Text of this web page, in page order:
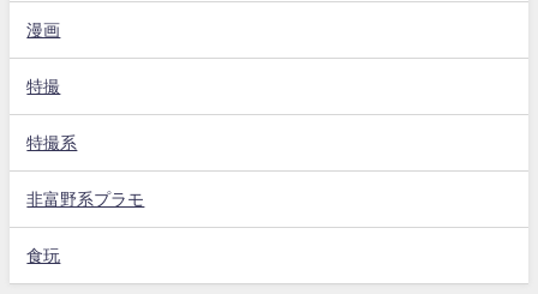
漫画
特撮
特撮系
非富野系プラモ
食玩